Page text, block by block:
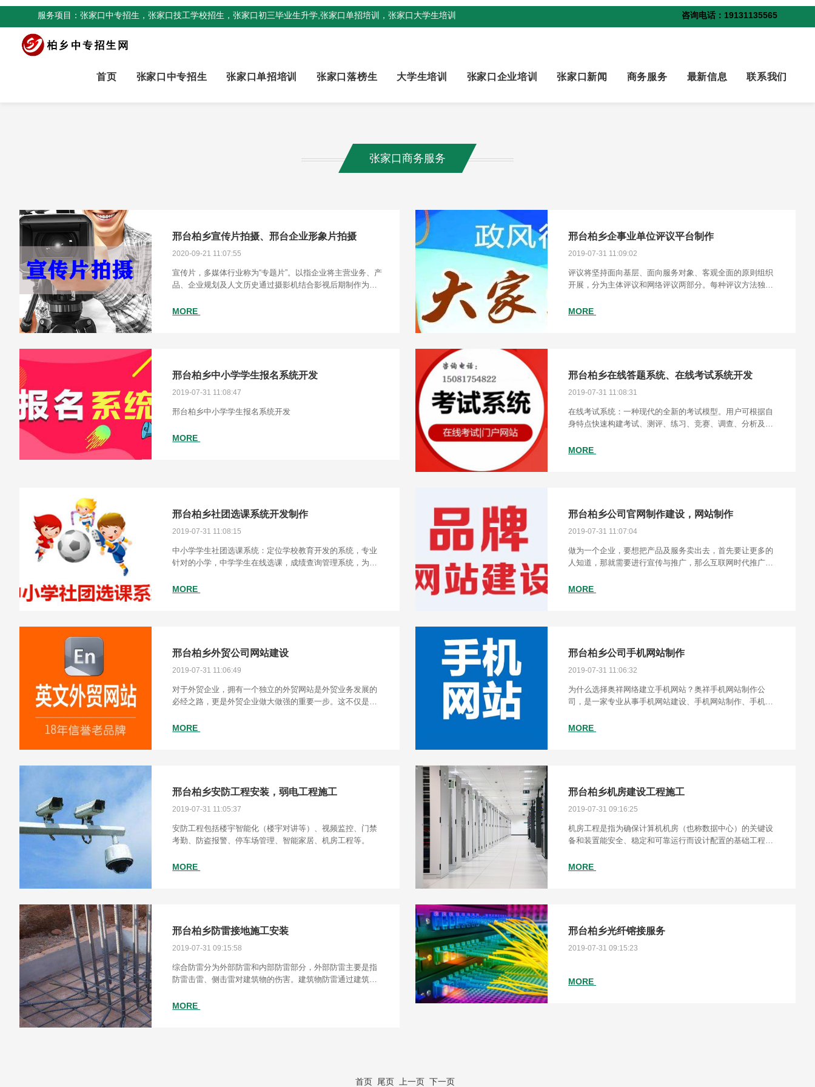
服务项目：张家口中专招生，张家口技工学校招生，张家口初三毕业生升学,张家口单招培训，张家口大学生培训 咨询电话：19131135565
首页 张家口中专招生 张家口单招培训 张家口落榜生 大学生培训 张家口企业培训 张家口新闻 商务服务 最新信息 联系我们
张家口商务服务
邢台柏乡宣传片拍摄、邢台企业形象片拍摄
2020-09-21 11:07:55
宣传片，多媒体行业称为“专题片”。以指企业将主营业务、产
品、企业规划及人文历史通过摄影机结合影视后期制作为专
片、企业历史片、企业文化片。
MORE
邢台柏乡企事业单位评议平台制作
2019-07-31 11:09:02
评议将坚持面向基层、面向服务对象、客观全面的原则组织
开展，分为主体评议和网络评议两部分。每种评议方法独立
对象，随机抽样调查。设置“满意、基本满意、不
MORE
邢台柏乡中小学学生报名系统开发
2019-07-31 11:08:47
邢台柏乡中小学学生报名系统开发
MORE
邢台柏乡在线答题系统、在线考试系统开发
2019-07-31 11:08:31
在线考试系统：一种现代的全新的考试模型。用户可根据自
身特点快速构建考试、测评、练习、竞赛、调查、分析及管
核、岗位评估、产品认证、客服测评、能力测试、
MORE
邢台柏乡社团选课系统开发制作
2019-07-31 11:08:15
中小学学生社团选课系统：定位学校教育开发的系统，专业
针对的小学，中学学生在线选课，成绩查询管理系统，为综
员分配,有效时间，选课数量，选课学分，教师多
MORE
邢台柏乡公司官网制作建设，网站制作
2019-07-31 11:07:04
做为一个企业，要想把产品及服务卖出去，首先要让更多的
人知道，那就需要进行宣传与推广，那么互联网时代推广主
此公司网站具有很重要的战略意义
MORE
邢台柏乡外贸公司网站建设
2019-07-31 11:06:49
对于外贸企业，拥有一个独立的外贸网站是外贸业务发展的
必经之路，更是外贸企业做大做强的重要一步。这不仅是企
站需要，我们可以为企业提供一站式专业建站及后
MORE
邢台柏乡公司手机网站制作
2019-07-31 11:06:32
为什么选择奥祥网络建立手机网站？奥祥手机网站制作公
司，是一家专业从事手机网站建设、手机网站制作、手机网
前沿的手机网站制作经验,为邯郸大中小企业提供
MORE
邢台柏乡安防工程安装，弱电工程施工
2019-07-31 11:05:37
安防工程包括楼宇智能化（楼宇对讲等）、视频监控、门禁
考勤、防盗报警、停车场管理、智能家居、机房工程等。
MORE
邢台柏乡机房建设工程施工
2019-07-31 09:16:25
机房工程是指为确保计算机机房（也称数据中心）的关键设
备和装置能安全、稳定和可靠运行而设计配置的基础工程，
管理和数据信息安全提供保障环境，还要为工作人
MORE
邢台柏乡防雷接地施工安装
2019-07-31 09:15:58
综合防雷分为外部防雷和内部防雷部分，外部防雷主要是指
防雷击雷、侧击雷对建筑物的伤害。建筑物防雷通过建筑物
雷网格、均压环、等电位、避雷器等的保护作用，
MORE
邢台柏乡光纤镕接服务
2019-07-31 09:15:23
MORE
首页 尾页 上一页 下一页